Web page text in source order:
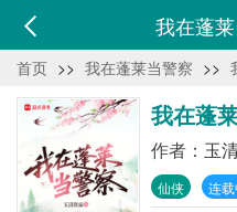
我在蓬
首页 >> 我在蓬莱当警察 >>
我在蓬
作者： 玉
仙侠 连